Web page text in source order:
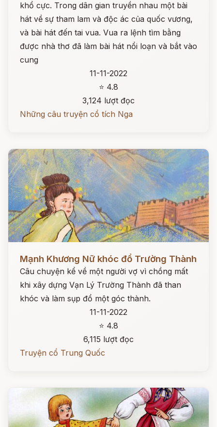
khổ cực. Trong dân gian truyền nhau một bài
hát về sự tham lam và độc ác của quốc vương,
và bài hát đến tai vua. Vua ra lệnh tìm bằng
được nhà thơ đã làm bài hát nổi loạn và bắt vào
cung
11-11-2022
⭐ 4.8
3,124 lượt đọc
Những câu truyện cổ tích Nga
Mạnh Khương Nữ khóc đổ Trường Thành
Câu chuyện kể về một người vợ vì chồng mất
khi xây dựng Vạn Lý Trường Thành đã than
khóc và làm sụp đổ một góc thành.
11-11-2022
⭐ 4.8
6,115 lượt đọc
Truyện cổ Trung Quốc